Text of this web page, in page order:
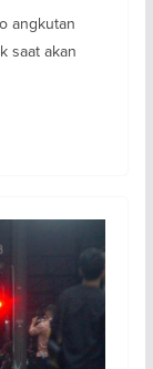
angkutan
saat akan